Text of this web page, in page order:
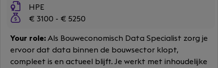
HPE
€ 3100 - € 5250
Your role: Als Bouweconomisch Data Specialist zorg je
ervoor dat data binnen de bouwsector klopt,
compleet is en actueel blijft. Je werkt met inhoudelijke